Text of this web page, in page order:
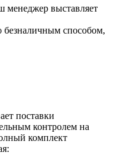
менеджер выставляет
безналичным способом,
поставки
контролем на
комплект